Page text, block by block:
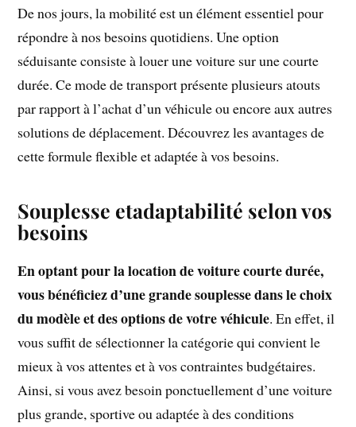
De nos jours, la mobilité est un élément essentiel pour
répondre à nos besoins quotidiens. Une option
séduisante consiste à louer une voiture sur une courte
durée. Ce mode de transport présente plusieurs atouts
par rapport à l’achat d’un véhicule ou encore aux autres
solutions de déplacement. Découvrez les avantages de
cette formule flexible et adaptée à vos besoins.
Souplesse etadaptabilité selon vos
besoins
En optant pour la location de voiture courte durée,
vous bénéficiez d’une grande souplesse dans le choix
du modèle et des options de votre véhicule. En effet, il
vous suffit de sélectionner la catégorie qui convient le
mieux à vos attentes et à vos contraintes budgétaires.
Ainsi, si vous avez besoin ponctuellement d’une voiture
plus grande, sportive ou adaptée à des conditions